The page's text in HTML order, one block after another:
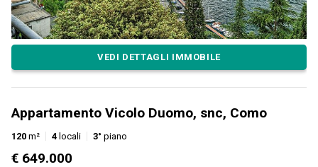
VEDI DETTAGLI IMMOBILE
Appartamento Vicolo Duomo, snc, Como
120 m² 4 locali 3° piano
€ 649.000